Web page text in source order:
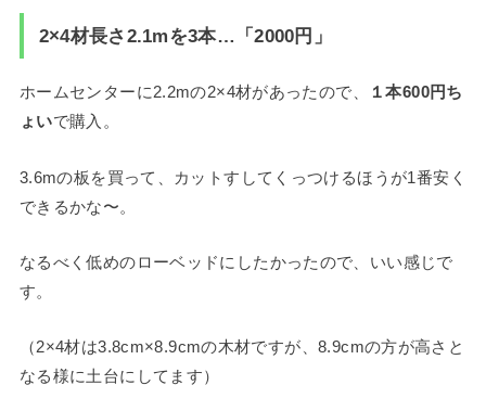
2×4材長さ2.1mを3本…「2000円」
ホームセンターに2.2mの2×4材があったので、
１本600円ち
ょいで購入。
3.6mの板を買って、カットすしてくっつけるほうが1番安く
できるかな〜。
なるべく低めのローベッドにしたかったので、いい感じで
す。
（2×4材は3.8cm×8.9cmの木材ですが、8.9cmの方が高さと
なる様に土台にしてます）